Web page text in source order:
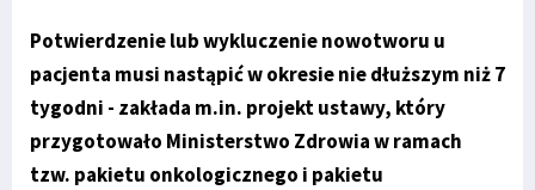
Potwierdzenie lub wykluczenie nowotworu u
pacjenta musi nastąpić w okresie nie dłuższym niż 7
tygodni - zakłada m.in. projekt ustawy, który
przygotowało Ministerstwo Zdrowia w ramach
tzw. pakietu onkologicznego i pakietu